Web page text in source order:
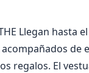
Llegan hasta
de
regalos. El